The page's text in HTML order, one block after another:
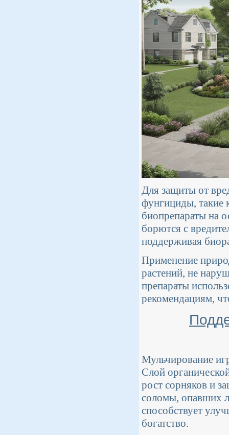
Для защиты от
фунгициды, такие
биопрепараты на
борются с
поддерживая
Применение
растений, не
препараты
рекомендациям,
Мульчирование
Слой
рост сорняков и
соломы, опавших
способствует
богатство.